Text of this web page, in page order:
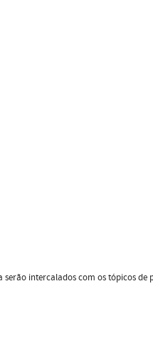
intercalados com os tópicos